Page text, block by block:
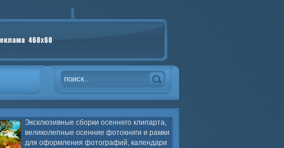
Эксклюзивные сборки осеннего клипарта,
великолепные осенние фотокниги и рамки
для оформления фотографий, календари